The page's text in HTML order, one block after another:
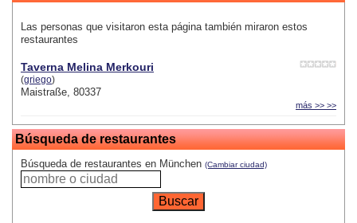
Las personas que visitaron esta página también miraron estos
restaurantes
Taverna Melina Merkouri
(griego)
Maistraße, 80337
más >> >>
Búsqueda de restaurantes
Búsqueda de restaurantes en München (Cambiar ciudad)